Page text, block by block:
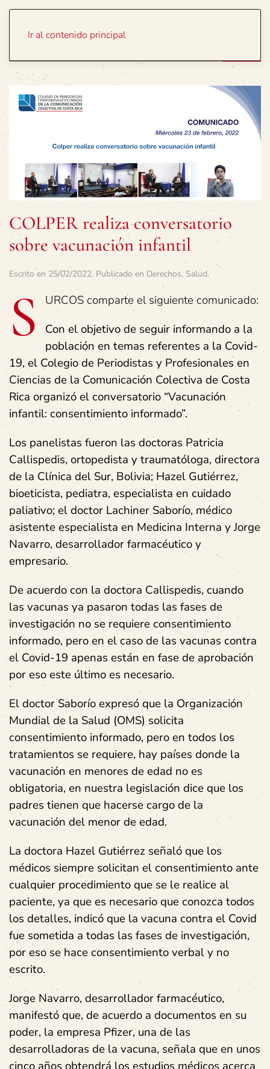
Ir al contenido principal
COLPER realiza conversatorio
sobre vacunación infantil
Escrito en 25/02/2022. Publicado en Derechos, Salud.
S
URCOS comparte el siguiente comunicado:
Con el objetivo de seguir informando a la
población en temas referentes a la Covid-
19, el Colegio de Periodistas y Profesionales en
Ciencias de la Comunicación Colectiva de Costa
Rica organizó el conversatorio “Vacunación
infantil: consentimiento informado”.
Los panelistas fueron las doctoras Patricia
Callispedis, ortopedista y traumatóloga, directora
de la Clínica del Sur, Bolivia; Hazel Gutiérrez,
bioeticista, pediatra, especialista en cuidado
paliativo; el doctor Lachiner Saborío, médico
asistente especialista en Medicina Interna y Jorge
Navarro, desarrollador farmacéutico y
empresario.
De acuerdo con la doctora Callispedis, cuando
las vacunas ya pasaron todas las fases de
investigación no se requiere consentimiento
informado, pero en el caso de las vacunas contra
el Covid-19 apenas están en fase de aprobación
por eso este último es necesario.
El doctor Saborío expresó que la Organización
Mundial de la Salud (OMS) solicita
consentimiento informado, pero en todos los
tratamientos se requiere, hay países donde la
vacunación en menores de edad no es
obligatoria, en nuestra legislación dice que los
padres tienen que hacerse cargo de la
vacunación del menor de edad.
La doctora Hazel Gutiérrez señaló que los
médicos siempre solicitan el consentimiento ante
cualquier procedimiento que se le realice al
paciente, ya que es necesario que conozca todos
los detalles, indicó que la vacuna contra el Covid
fue sometida a todas las fases de investigación,
por eso se hace consentimiento verbal y no
escrito.
Jorge Navarro, desarrollador farmacéutico,
manifestó que, de acuerdo a documentos en su
poder, la empresa Pfizer, una de las
desarrolladoras de la vacuna, señala que en unos